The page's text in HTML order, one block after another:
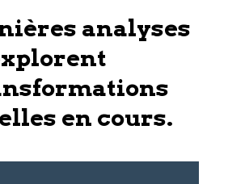
analyses
en cours.